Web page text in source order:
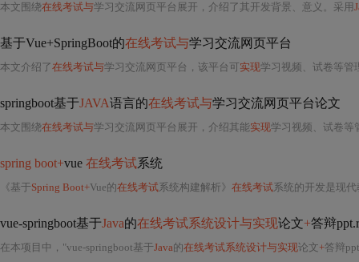
本文围绕在线考试与学习交流网页平台展开，介绍了其开发背景、意义。采用
基于Vue+SpringBoot的在线考试与学习交流网页平台
本文介绍了在线考试与学习交流网页平台，该平台可实现学习视频、试卷等管
springboot基于JAVA语言的在线考试与学习交流网页平台论文
本文围绕在线考试与学习交流网页平台展开，介绍其能实现学习视频、试卷等
spring boot+vue 在线考试系统
《基于Spring Boot+Vue的在线考试系统构建解析》 在线考试系统的开发是现
vue-springboot基于Java的在线考试系统设计与实现论文+答辩
在本项目中，"vue-springboot基于Java的在线考试系统设计与实现论文+答辩